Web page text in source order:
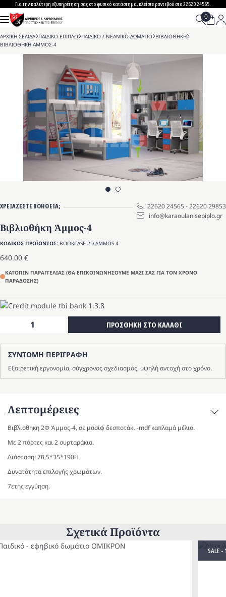
to
content
Για την καλύτερη εξυπηρέτηση σας στο φυσικό κατάστημα, κλείστε ραντεβού στο 22620 24565.
ΑΡΧΙΚΗ ΣΕΛΙΔΑ>ΠΑΙΔΙΚΟ ΕΠΙΠΛΟ>ΠΑΙΔΙΚΟ / ΝΕΑΝΙΚΟ ΔΩΜΑΤΙΟ>ΒΙΒΛΙΟΘΗΚΗ>
ΒΙΒΛΙΟΘΗΚΗ ΑΜΜΟΣ-4
ΧΡΕΙΑΖΕΣΤΕ ΒΟΗΘΕΙΑ; 22620 24565-22620 29853
info@karaoulanisepiplo.gr
Βιβλιοθήκη Άμμος-4
ΚΩΔΙΚΟΣ ΠΡΟΪΟΝΤΟΣ: BOOKCASE-2D-AMMOS-4
640.00 €
ΚΑΤΟΠΙΝ ΠΑΡΑΓΓΕΛΙΑΣ (ΘΑ ΕΠΙΚΟΙΝΩΝΗΣΟΥΜΕ ΜΑΖΙ ΣΑΣ ΓΙΑ ΤΟΝ ΧΡΟΝΟ
ΠΑΡΑΔΟΣΗΣ)
Βιβλιοθήκη
ποσότητα
ΠΡΟΣΘΗΚΗ ΣΤΟ ΚΑΛΑΘΙ
ΣΥΝΤΟΜΗ ΠΕΡΙΓΡΑΦΗ
Εξαιρετική εργονομία, σύγχρονος σχεδιασμός, υψηλή αντοχή στο χρόνο.
Λεπτομέρειες
Βιβλιοθήκη 2Φ Άμμος-4, σε μασίφ δεσποτάκι -mdf καπλαμά μέλιο.
Με 2 πόρτες και 2 συρταράκια.
Διάσταση: 78,5*35*190Η
Δυνατότητα επιλογής χρωμάτων.
7ετής εγγύηση.
Σχετικά Προϊόντα
SALE -